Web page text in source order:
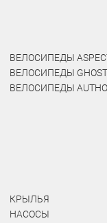
ВЕЛОСИПЕДЫ
ВЕЛОСИПЕДЫ GHOST
ВЕЛОСИПЕДЫ
КРЫЛЬЯ
НАСОСЫ